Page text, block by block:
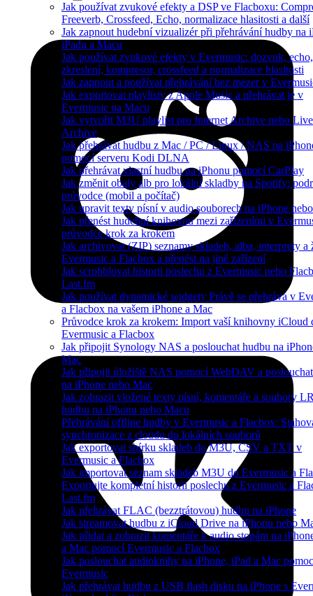
Jak používat zvukové efekty a DSP ve Flacboxu:
Freeverb, Crossfeed, Echo, normalizace hlasitosti a další
Jak zapnout hudební vizualizér při přehrávání hudby na
iPadu a Macu
Jak používat zvukové efekty v Evermusic: dozvuk, echo,
zkreslení, kompresor, crossfeed a normalizace hlasitosti
Jak zapnout a používat přehrávání bez mezer v
Jak exportovat playlisty z Apple Music a přehrávat je v
Evermusic na Macu
Jak vytvořit M3U playlist pro Internet Archive nebo
Archive
Jak přehrávat hudbu z Mac / PC / Linux / NAS na
pomocí serveru Kodi DLNA
Jak přehrávat vlastní hudbu na iPhonu pomocí CarPlay
Jak změnit obaly alb pro lokální skladby na Spotify:
průvodce (mobil a počítač)
Jak upravit texty písní v audio souborech na iPhone
Jak přenést hudební knihovnu mezi zařízeními v
průvodce krok za krokem
Jak archivovat (ZIP) seznamy skladeb, alba, interprety a
Evermusic a Flacbox a přenést na jiné zařízení
Jak scrobblovat historii poslechu z Evermusic nebo
Last.fm
Jak používat dynamické widgety Právě se přehrává v
a Flacbox na vašem iPhone a Mac
Průvodce krok za krokem: Import vaší knihovny iCloud
Evermusic a Flacbox
Jak připojit Synology NAS a poslouchat hudbu na
Mac
Jak připojit úložiště NAS pomocí WebDAV a
na iPhone nebo Mac
Jak zobrazit vložené texty písní, komentáře a soubory
hudbu na iPhonu nebo Macu
Přehrávání offline hudby v Evermusic a Flacbox:
synchronizace z cloudu do lokálních souborů
Jak exportovat sbírku skladeb do M3U, CSV a TXT v
Evermusic a Flacbox
Jak importovat seznam skladeb M3U do Evermusic a
Exportujte kompletní historii poslechu z Evermusic a
Last.fm
Jak přehrávat FLAC (bezztrátovou) hudbu na iPhone
Jak streamovat hudbu z iCloud Drive na iPhonu nebo
Jak přidat a zobrazit komentáře k audio stopám na
a Mac pomocí Evermusic a Flacbox
Jak poslouchat audioknihy na iPhone, iPad a Mac
Evermusic
Jak přehrávat hudbu z USB flash disku na iPhone s